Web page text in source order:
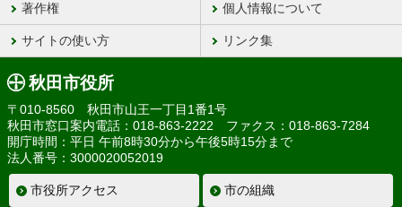
著作権 個人情報について
サイトの使い方 リンク集
秋田市役所
〒010-8560 秋田市山王一丁目1番1号
秋田市窓口案内電話：018-863-2222 ファクス：018-863-7284
開庁時間：平日 午前8時30分から午後5時15分まで
法人番号：3000020052019
市役所アクセス 市の組織